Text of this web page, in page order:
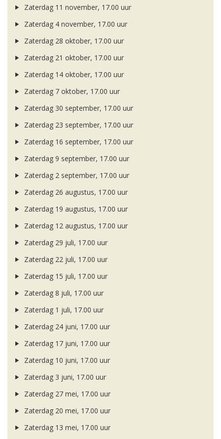
Zaterdag 11 november, 17.00 uur
Zaterdag 4 november, 17.00 uur
Zaterdag 28 oktober, 17.00 uur
Zaterdag 21 oktober, 17.00 uur
Zaterdag 14 oktober, 17.00 uur
Zaterdag 7 oktober, 17.00 uur
Zaterdag 30 september, 17.00 uur
Zaterdag 23 september, 17.00 uur
Zaterdag 16 september, 17.00 uur
Zaterdag 9 september, 17.00 uur
Zaterdag 2 september, 17.00 uur
Zaterdag 26 augustus, 17.00 uur
Zaterdag 19 augustus, 17.00 uur
Zaterdag 12 augustus, 17.00 uur
Zaterdag 29 juli, 17.00 uur
Zaterdag 22 juli, 17.00 uur
Zaterdag 15 juli, 17.00 uur
Zaterdag 8 juli, 17.00 uur
Zaterdag 1 juli, 17.00 uur
Zaterdag 24 juni, 17.00 uur
Zaterdag 17 juni, 17.00 uur
Zaterdag 10 juni, 17.00 uur
Zaterdag 3 juni, 17.00 uur
Zaterdag 27 mei, 17.00 uur
Zaterdag 20 mei, 17.00 uur
Zaterdag 13 mei, 17.00 uur